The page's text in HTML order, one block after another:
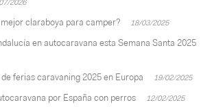
2026
claraboya para camper? 18/03/2025
en autocaravana esta Semana Santa 2025
ferias caravaning 2025 en Europa 19/02/2025
por España con perros 12/02/2025